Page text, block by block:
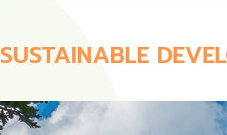
SUSTAINABLE